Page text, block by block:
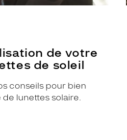
de votre
de soleil
conseils pour bien
lunettes solaire.